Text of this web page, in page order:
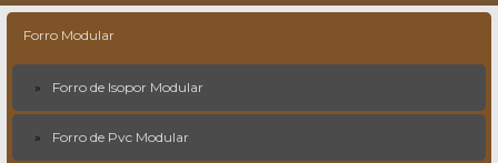
Forro Modular
Forro de Isopor Modular
Forro de Pvc Modular